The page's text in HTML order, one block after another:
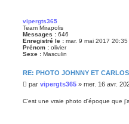
vipergts365
Team Mirapolis
Messages : 646
Enregistré le : mar. 9 mai 2017 20:35
Prénom : olivier
Sexe : Masculin
RE: PHOTO JOHNNY ET CARLOS
M
s
par vipergts365 » mer. 16 avr.
C'est une vraie photo d'époque que